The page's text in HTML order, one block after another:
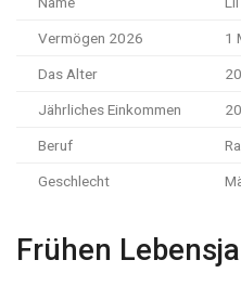
Vermögen 2026 1
Das Alter 20
Jährliches Einkommen
Beruf
Geschlecht
Frühen